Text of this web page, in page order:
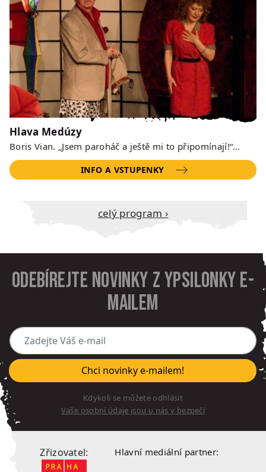
Hlava Medúzy
Boris Vian. „Jsem paroháč a ještě mi to připomínají!“…
INFO A VSTUPENKY
Celý program ›
Odebírejte novinky z Ypsilonky e-
mailem
Zadejte Váš e-mail
Chci novinky e-mailem!
Kdykoli se můžete odhlásit
Vaše osobní údaje jsou u nás v bezpečí
Zřizovatel: Hlavní mediální partner: